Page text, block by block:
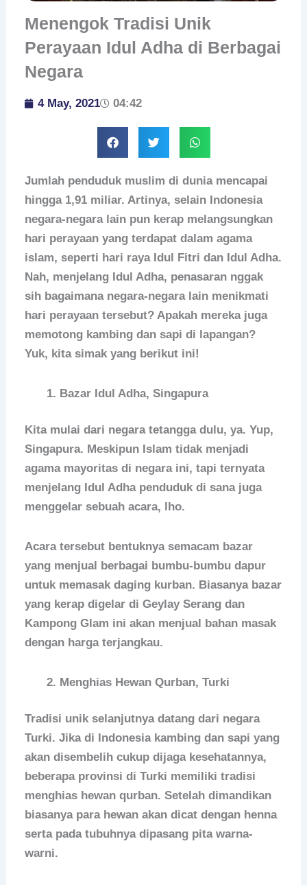
Menengok Tradisi Unik
Perayaan Idul Adha di Berbagai
Negara
4 May, 2021 04:42
Jumlah penduduk muslim di dunia mencapai
hingga 1,91 miliar. Artinya, selain Indonesia
negara-negara lain pun kerap melangsungkan
hari perayaan yang terdapat dalam agama
islam, seperti hari raya Idul Fitri dan Idul Adha.
Nah, menjelang Idul Adha, penasaran nggak
sih bagaimana negara-negara lain menikmati
hari perayaan tersebut? Apakah mereka juga
memotong kambing dan sapi di lapangan?
Yuk, kita simak yang berikut ini!
Bazar Idul Adha, Singapura
Kita mulai dari negara tetangga dulu, ya. Yup,
Singapura. Meskipun Islam tidak menjadi
agama mayoritas di negara ini, tapi ternyata
menjelang Idul Adha penduduk di sana juga
menggelar sebuah acara, lho.
Acara tersebut bentuknya semacam bazar
yang menjual berbagai bumbu-bumbu dapur
untuk memasak daging kurban. Biasanya bazar
yang kerap digelar di Geylay Serang dan
Kampong Glam ini akan menjual bahan masak
dengan harga terjangkau.
Menghias Hewan Qurban, Turki
Tradisi unik selanjutnya datang dari negara
Turki. Jika di Indonesia kambing dan sapi yang
akan disembelih cukup dijaga kesehatannya,
beberapa provinsi di Turki memiliki tradisi
menghias hewan qurban. Setelah dimandikan
biasanya para hewan akan dicat dengan henna
serta pada tubuhnya dipasang pita warna-
warni.